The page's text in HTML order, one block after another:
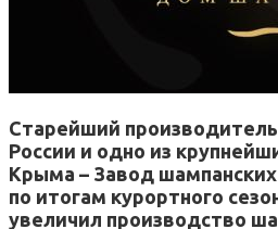
Старейший
России и одно из
Крыма – Завод
по итогам курортного
увеличил производство